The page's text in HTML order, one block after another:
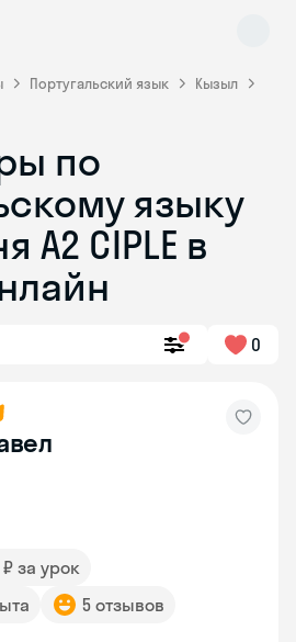
Португальский язык
Кызыл
по
языку
A2 CIPLE в
0
₽ за урок
5 отзывов